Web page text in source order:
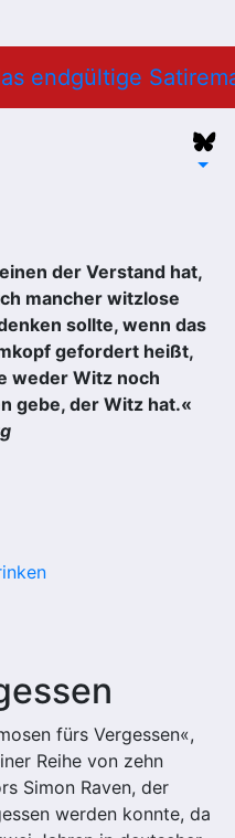
der Verstand hat,
mancher witzlose
sollte, wenn das
gefordert heißt,
weder Witz noch
gebe, der Witz hat.«
fürs Vergessen«,
Reihe von zehn
Simon Raven, der
werden konnte, da